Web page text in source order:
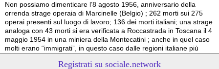
Non possiamo dimenticare l’8 agosto 1956, anniversario della
orrenda strage operaia di Marcinelle (Belgio) ; 262 morti sui 275
operai presenti sul luogo di lavoro; 136 dei morti italiani; una strage
analoga con 43 morti si era verificata a Roccastrada in Toscana il 4
maggio 1954 in una miniera della Montecatini ; anche in quel caso
molti erano “immigrati”, in questo caso dalle regioni italiane più
Vito Totire, portavoce RETE NAZIONALE LAVORO SICURO
Registrati su sociale.network